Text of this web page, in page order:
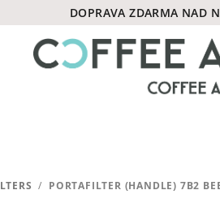
DOPRAVA ZDARMA NAD
/ PORTAFILTER (HANDLE) 7B2